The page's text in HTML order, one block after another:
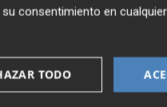
jugar un partido de Copa
enero de 2023 cuando
con el Valencia.
su consentimiento en
TODO